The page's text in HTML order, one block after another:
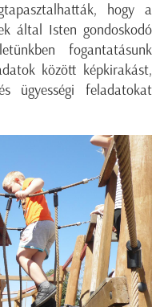
hogy a
által Isten gondoskodó
fogantatásunk
között képkirakást,
ügyességi feladatokat